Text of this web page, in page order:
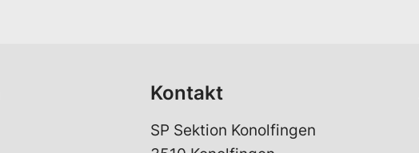
Kontakt
SP Sektion Konolfingen